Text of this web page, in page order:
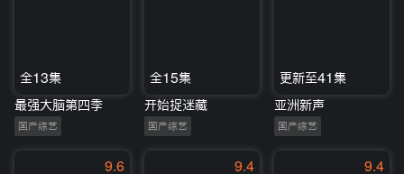
全13集
最强大脑第四季
国产综艺
全15集
开始捉迷藏
国产综艺
更新至41集
亚洲新声
国产综艺
9.6 9.4 9.4